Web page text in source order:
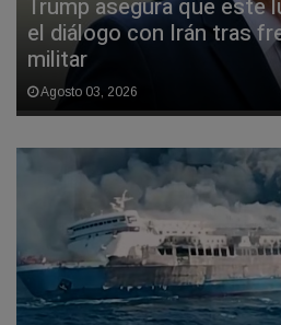
Trump asegura que este
el diálogo con Irán tras
militar
Agosto 03, 2026